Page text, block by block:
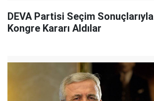
DEVA Partisi Seçim Sonuçlarıyla
Kongre Kararı Aldılar